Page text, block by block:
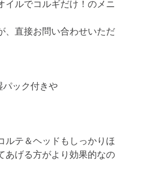
イルでコルギだけ！のメニ
、直接お問い合わせいただ
ック付きや
ルテ＆ヘッドもしっかりほ
あげる方がより効果的なの